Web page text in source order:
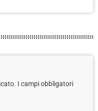
I campi obbligatori